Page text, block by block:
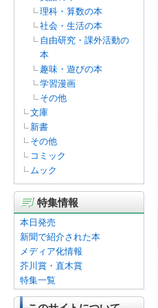
理科・算数の本
社会・生活の本
自由研究・課外活動の
本
趣味・遊びの本
学習漫画
その他
文庫
新書
その他
コミック
ムック
特集情報
本日発売
新聞で紹介された本
メディア化情報
芥川賞・直木賞
特集一覧